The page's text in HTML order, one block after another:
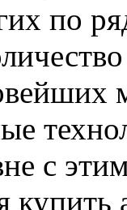
по
с
купить